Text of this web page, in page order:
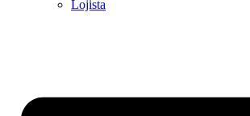
Lojista